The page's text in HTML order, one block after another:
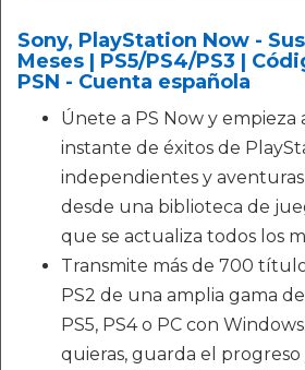
Sony, PlayStation Now -
Meses | PS5/PS4/PS3 |
PSN - Cuenta española
Únete a PS Now y empieza
instante de éxitos de
independientes y
desde una biblioteca de
que se actualiza todos los
Transmite más de 700
PS2 de una amplia gama
PS5, PS4 o PC con
quieras, guarda el